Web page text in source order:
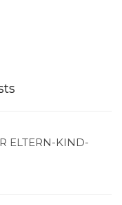
ELTERN-KIND-